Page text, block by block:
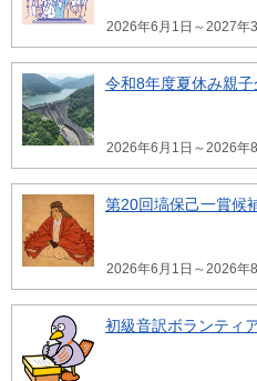
2026年6月1日～2027年
令和8年度夏休み親
2026年6月1日～2026年
第20回塙保己一賞候
2026年6月1日～2026年
初級音訳ボランティ